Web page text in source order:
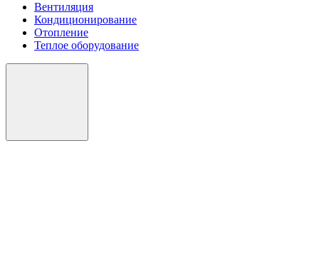
Вентиляция
Кондиционирование
Отопление
Теплое оборудование